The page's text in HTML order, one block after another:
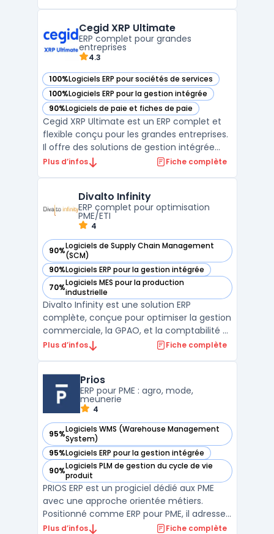
des céréales, ainsi que d'autres domaines
clés ...
Cegid XRP Ultimate
ERP complet pour grandes
entreprises
4.3
100%Logiciels ERP pour sociétés de services
— voir Cegid XRP Ultimate dans cette catégorie
100%Logiciels ERP pour la gestion intégrée
— voir Cegid XRP Ultimate dans cette catégorie
90%Logiciels de paie et fiches de paie
— voir Cegid XRP Ultimate dans cette catégorie
Cegid XRP Ultimate est un ERP complet et
flexible conçu pour les grandes entreprises.
Il offre des solutions de gestion intégrée
couvrant les domaines financiers,
intuitive et des fonctionnalités avancées,
ce logiciel permet de pilo ...
Plus d’infos Fiche complète
Divalto Infinity
ERP complet pour optimisation
PME/ETI
4
90%Logiciels de Supply Chain Management
(SCM)
— voir Divalto Infinity dans cette catégorie
90%Logiciels ERP pour la gestion intégrée
— voir Divalto Infinity dans cette catégorie
70%Logiciels MES pour la production
industrielle
— voir Divalto Infinity dans cette catégorie
Divalto Infinity est une solution ERP
complète, conçue pour optimiser la gestion
commerciale, la GPAO, et la comptabilité et
finances des PME et ETI. Ce logiciel intègre
l'inventaire et une précision accrue des
données de sto ...
Plus d’infos Fiche complète
Prios
ERP pour PME : agro, mode,
meunerie
4
95%Logiciels WMS (Warehouse Management
System)
— voir Prios dans cette catégorie
95%Logiciels ERP pour la gestion intégrée
— voir Prios dans cette catégorie
90%Logiciels PLM de gestion du cycle de vie
produit
— voir Prios dans cette catégorie
PRIOS ERP est un progiciel dédié aux PME
avec une approche orientée métiers.
Positionné comme ERP pour PME, il adresse
les processus clés en production,
Plus d’infos Fiche complète